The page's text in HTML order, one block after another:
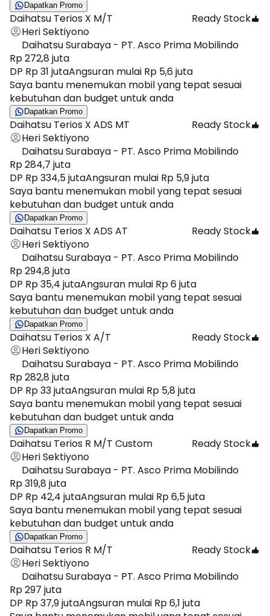
Dapatkan Promo
Daihatsu Terios X M/T
Ready Stock
Heri Sektiyono
Daihatsu Surabaya - PT. Asco Prima Mobilindo
Rp 272,8 juta
DP Rp 31 jutaAngsuran mulai Rp 5,6 juta
Saya bantu menemukan mobil yang tepat sesuai
kebutuhan dan budget untuk anda
Dapatkan Promo
Daihatsu Terios X ADS MT
Ready Stock
Heri Sektiyono
Daihatsu Surabaya - PT. Asco Prima Mobilindo
Rp 284,7 juta
DP Rp 334,5 jutaAngsuran mulai Rp 5,9 juta
Saya bantu menemukan mobil yang tepat sesuai
kebutuhan dan budget untuk anda
Dapatkan Promo
Daihatsu Terios X ADS AT
Ready Stock
Heri Sektiyono
Daihatsu Surabaya - PT. Asco Prima Mobilindo
Rp 294,8 juta
DP Rp 35,4 jutaAngsuran mulai Rp 6 juta
Saya bantu menemukan mobil yang tepat sesuai
kebutuhan dan budget untuk anda
Dapatkan Promo
Daihatsu Terios X A/T
Ready Stock
Heri Sektiyono
Daihatsu Surabaya - PT. Asco Prima Mobilindo
Rp 282,8 juta
DP Rp 33 jutaAngsuran mulai Rp 5,8 juta
Saya bantu menemukan mobil yang tepat sesuai
kebutuhan dan budget untuk anda
Dapatkan Promo
Daihatsu Terios R M/T Custom
Ready Stock
Heri Sektiyono
Daihatsu Surabaya - PT. Asco Prima Mobilindo
Rp 319,8 juta
DP Rp 42,4 jutaAngsuran mulai Rp 6,5 juta
Saya bantu menemukan mobil yang tepat sesuai
kebutuhan dan budget untuk anda
Dapatkan Promo
Daihatsu Terios R M/T
Ready Stock
Heri Sektiyono
Daihatsu Surabaya - PT. Asco Prima Mobilindo
Rp 297 juta
DP Rp 37,9 jutaAngsuran mulai Rp 6,1 juta